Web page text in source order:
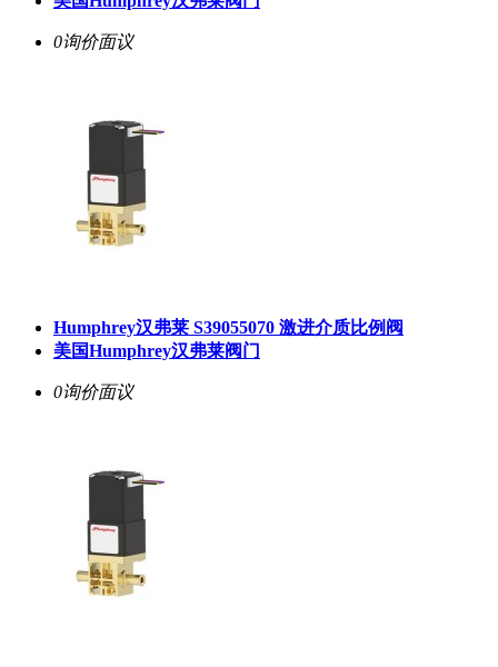
0询价面议
Humphrey汉弗莱 S39055070 激进介质比例阀
美国Humphrey汉弗莱阀门
0询价面议